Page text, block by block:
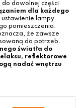
dowolnej części
dla każdego
lampy
pomieszczenia.
że zawsze
do potrzeb.
światła do
reflektorowe
nadać wnętrzu